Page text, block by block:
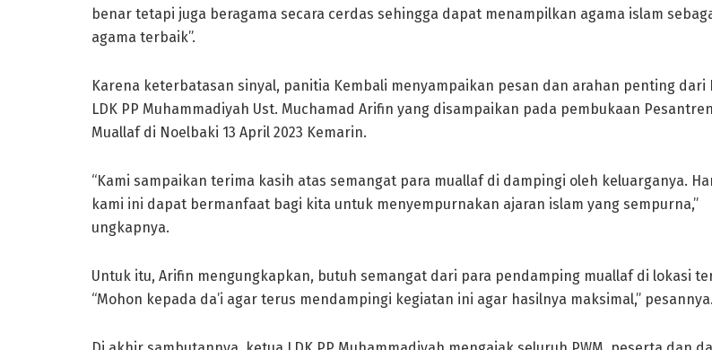
benar tetapi juga beragama secara cerdas sehingga dapat menampilkan agama islam
agama terbaik”.
Karena keterbatasan sinyal, panitia Kembali menyampaikan pesan dan arahan penting dari
LDK PP Muhammadiyah Ust. Muchamad Arifin yang disampaikan pada pembukaan Pesantren
Muallaf di Noelbaki 13 April 2023 Kemarin.
“Kami sampaikan terima kasih atas semangat para muallaf di dampingi oleh keluarganya.
kami ini dapat bermanfaat bagi kita untuk menyempurnakan ajaran islam yang sempurna,”
ungkapnya.
Untuk itu, Arifin mengungkapkan, butuh semangat dari para pendamping muallaf di lokasi
“Mohon kepada da’i agar terus mendampingi kegiatan ini agar hasilnya maksimal,” pesannya.